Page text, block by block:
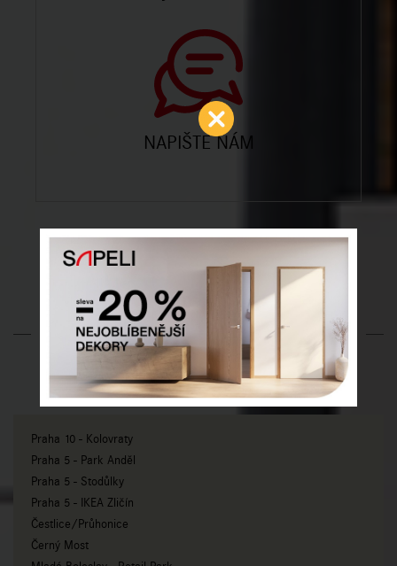
NAPIŠTE NÁM
SÍŤ PRODEJEN DODO
DVEŘE
Praha 10 - Kolovraty
Praha 5 - Park Anděl
Praha 5 - Stodůlky
Praha 5 - IKEA Zličín
Čestlice/Průhonice
Černý Most